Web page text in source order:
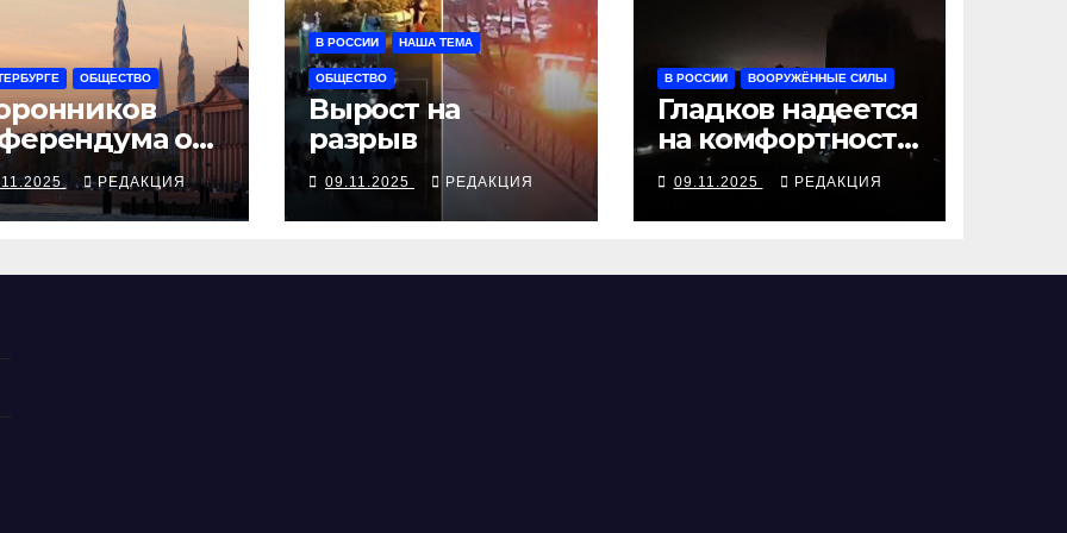
ОБЩЕСТВО
о
РЕДАКЦИЯ
В РОССИИ НАША ТЕМА
ОБЩЕСТВО
Вырост на
разрыв
09.11.2025 РЕДАКЦИЯ
В РОССИИ ВООРУЖЁННЫЕ СИЛЫ
Гладков надеется
на комфортность
белгородского
блэкаута
09.11.2025 РЕДАКЦИЯ